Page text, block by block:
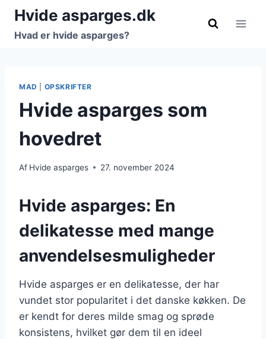
Fortsæt
indhold
Hvide asparges.dk
Hvad er hvide asparges?
MAD OPSKRIFTER
Hvide asparges som
hovedret
Af Hvide asparges 27. november 2024
Hvide asparges: En
delikatesse med mange
anvendelsesmuligheder
Hvide asparges er en delikatesse, der har
vundet stor popularitet i det danske køkken. De
er kendt for deres milde smag og sprøde
konsistens, hvilket gør dem til en ideel